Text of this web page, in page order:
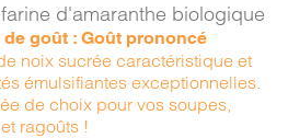
d'amaranthe biologique
de goût : Goût prononcé
noix sucrée caractéristique et
émulsifiantes exceptionnelles.
de choix pour vos soupes,
ragoûts !